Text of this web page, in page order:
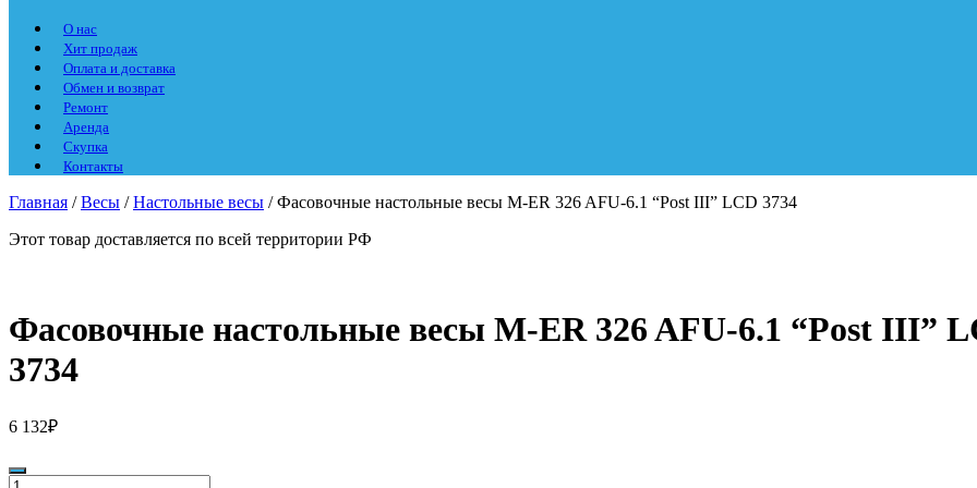
О нас
Хит продаж
Оплата и доставка
Обмен и возврат
Ремонт
Аренда
Скупка
Контакты
Главная /Весы /Настольные весы / Фасовочные настольные весы M-ER 326 AFU-6.1 “Post III” LСD 3734
Этот товар доставляется по всей территории РФ
Фасовочные настольные весы M-ER 326 AFU-6.1 “Post III”
3734
6 132₽
Количество